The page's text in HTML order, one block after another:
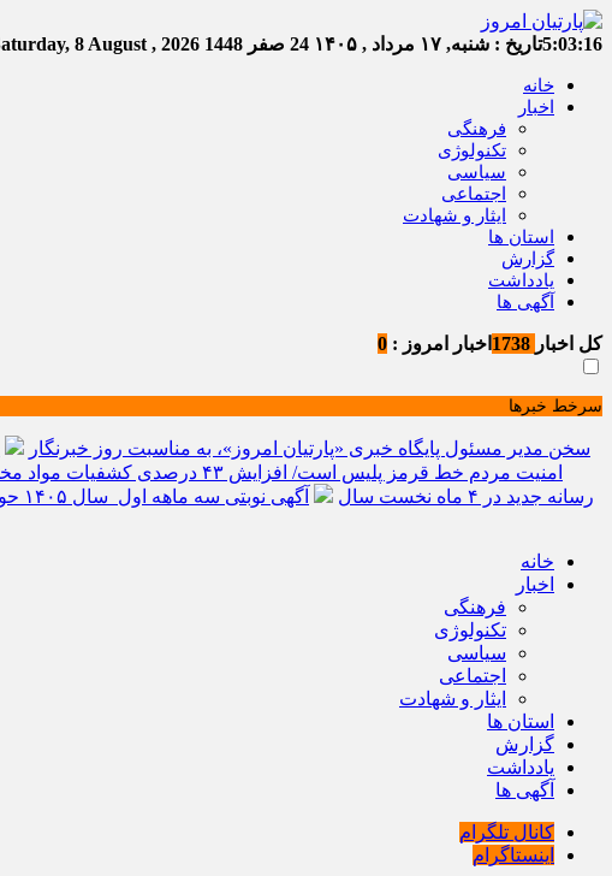
5:03:17تاریخ : شنبه, ۱۷ مرداد , ۱۴۰۵ 24 صفر 1448
خانه
اخبار
فرهنگی
تکنولوژی
سیاسی
اجتماعی
ایثار و شهادت
استان ها
گزارش
یادداشت
آگهی ها
کل اخبار اخبار امروز : 0
سرخط خبرها
سخن مدیر مسئول پایگاه خبری «پارتیان امروز»، به مناسبت روز خبرنگار
امنیت مردم خط قرمز پلیس است/ افزایش ۴۳ درصدی کشفیات مواد مخدر و رشد ۶۸ درصدی کشف سرقت در خراسان شمالی
رسانه جدید در ۴ ماه نخست سال
آگهی نوبتی سه ماهه اول سال ۱۴۰۵ حوزه ثبتی جاجرم
خانه
اخبار
فرهنگی
تکنولوژی
سیاسی
اجتماعی
ایثار و شهادت
استان ها
گزارش
یادداشت
آگهی ها
کانال تلگرام
اینستاگرام